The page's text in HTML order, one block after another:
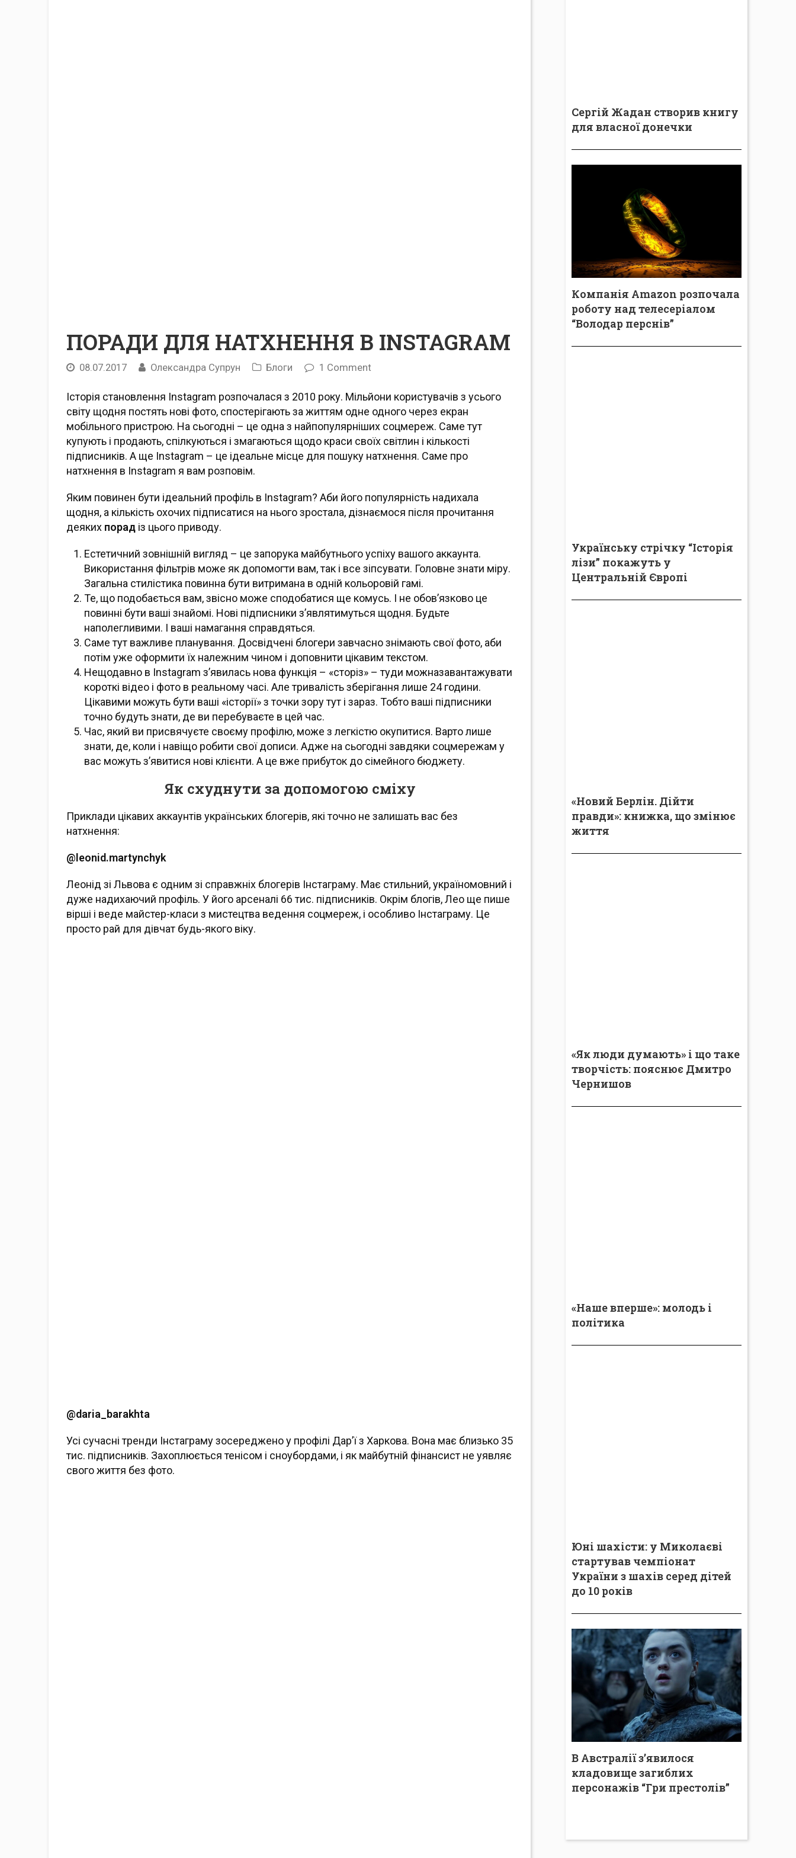
ПОРАДИ ДЛЯ НАТХНЕННЯ В INSTAGRAM
08.07.2017 Олександра Супрун Блоги 1 Comment
Історія становлення Instagram розпочалася з 2010 року. Мільйони користувачів з усього
світу щодня постять нові фото, спостерігають за життям одне одного через екран
мобільного пристрою. На сьогодні – це одна з найпопулярніших соцмереж. Саме тут
купують і продають, спілкуються і змагаються щодо краси своїх світлин і кількості
підписників. А ще Instagram – це ідеальне місце для пошуку натхнення. Саме про
натхнення в Instagram я вам розповім.
Яким повинен бути ідеальний профіль в Instagram? Аби його популярність надихала
щодня, а кількість охочих підписатися на нього зростала, дізнаємося після прочитання
деяких порад із цього приводу.
Естетичний зовнішній вигляд – це запорука майбутнього успіху вашого аккаунта.
Використання фільтрів може як допомогти вам, так і все зіпсувати. Головне знати міру.
Загальна стилістика повинна бути витримана в одній кольоровій гамі.
Те, що подобається вам, звісно може сподобатися ще комусь. І не обов’язково це
повинні бути ваші знайомі. Нові підписники з’являтимуться щодня. Будьте
наполегливими. І ваші намагання справдяться.
Саме тут важливе планування. Досвідчені блогери завчасно знімають свої фото, аби
потім уже оформити їх належним чином і доповнити цікавим текстом.
Нещодавно в Instagram з’явилась нова функція – «сторіз» – туди можназавантажувати
короткі відео і фото в реальному часі. Але тривалість зберігання лише 24 години.
Цікавими можуть бути ваші «історії» з точки зору тут і зараз. Тобто ваші підписники
точно будуть знати, де ви перебуваєте в цей час.
Час, який ви присвячуєте своєму профілю, може з легкістю окупитися. Варто лише
знати, де, коли і навіщо робити свої дописи. Адже на сьогодні завдяки соцмережам у
вас можуть з’явитися нові клієнти. А це вже прибуток до сімейного бюджету.
Як схуднути за допомогою сміху
Приклади цікавих аккаунтів українських блогерів, які точно не залишать вас без
натхнення:
@leonid.martynchyk
Леонід зі Львова є одним зі справжніх блогерів Інстаграму. Має стильний, україномовний і
дуже надихаючий профіль. У його арсеналі 66 тис. підписників. Окрім блогів, Лео ще пише
вірші і веде майстер-класи з мистецтва ведення соцмереж, і особливо Інстаграму. Це
просто рай для дівчат будь-якого віку.
@daria barakhta
Усі сучасні тренди Інстаграму зосереджено у профілі Дар’ї з Харкова. Вона має близько 35
тис. підписників. Захоплюється тенісом і сноубордами, і як майбутній фінансист не уявляє
свого життя без фото.
Сергій Жадан створив книгу
для власної донечки
Компанія Amazon розпочала
роботу над телесеріалом
“Володар перснів”
Українську стрічку “Історія
лізи” покажуть у
Центральній Європі
«Новий Берлін. Дійти
правди»: книжка, що змінює
життя
«Як люди думають» і що таке
творчість: пояснює Дмитро
Чернишов
«Наше вперше»: молодь і
політика
Юні шахісти: у Миколаєві
стартував чемпіонат
України з шахів серед дітей
до 10 років
В Австралії з’явилося
кладовище загиблих
персонажів “Гри престолів”